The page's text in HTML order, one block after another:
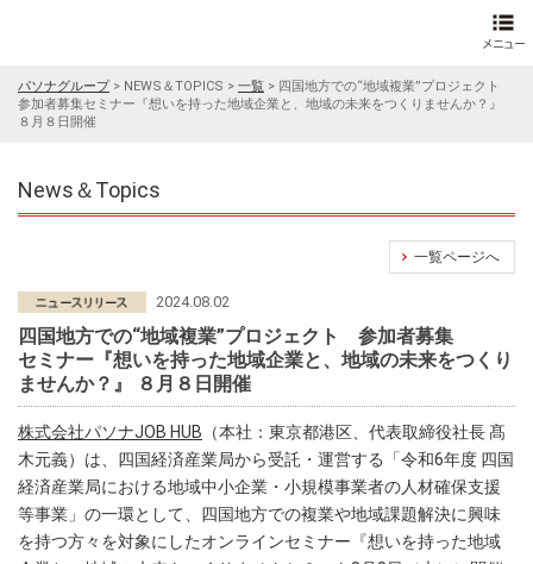
パソナグループ> NEWS＆TOPICS > 一覧 > 四国地方での“地域複業”プロジェクト
参加者募集セミナー『想いを持った地域企業と、地域の未来をつくりませんか？』
８月８日開催
News＆Topics
一覧ページへ
2024.08.02
四国地方での“地域複業”プロジェクト 参加者募集
セミナー『想いを持った地域企業と、地域の未来をつくり
ませんか？』 ８月８日開催
株式会社パソナJOB HUB （本社：東京都港区、代表取締役社長 髙
木元義）は、四国経済産業局から受託・運営する「令和6年度 四国
経済産業局における地域中小企業・小規模事業者の人材確保支援
等事業」の一環として、四国地方での複業や地域課題解決に興味
を持つ方々を対象にしたオンラインセミナー『想いを持った地域